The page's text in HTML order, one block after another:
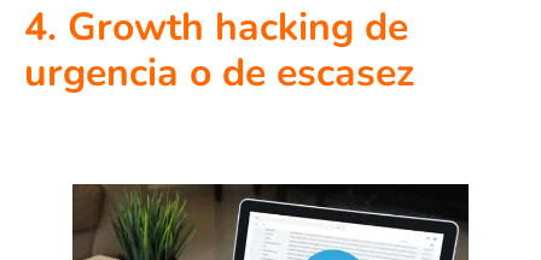
4. Growth hacking de
urgencia o de escasez